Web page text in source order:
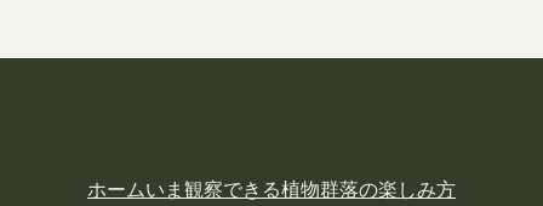
ホームいま観察できる植物群落の楽しみ方